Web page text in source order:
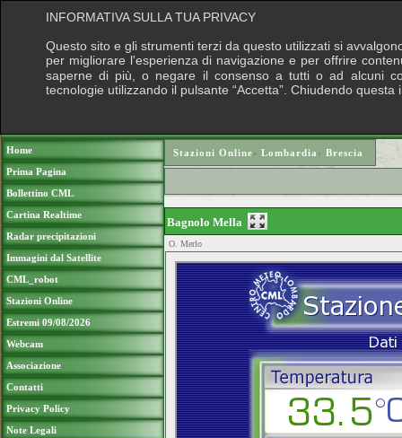
Home
Prima Pagina
Bollettino CML
Cartina Realtime
Radar precipitazioni
Immagini dal Satellite
CML_robot
Stazioni Online
Estremi 09/08/2026
Webcam
Associazione
Contatti
Privacy Policy
Note Legali
Stazioni Online› Lombardia › Brescia
Bagnolo Mella
O. Merlo
INFORMATIVA SULLA TUA PRIVACY
Questo sito e gli strumenti terzi da questo utilizzati si
per migliorare l'esperienza di navigazione e per offrire
saperne di più, o negare il consenso a tutti o ad alcuni
tecnologie utilizzando il pulsante “Accetta”. Chiudendo